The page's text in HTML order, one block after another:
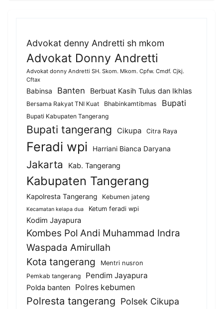
Advokat denny Andretti sh mkom
Advokat Donny Andretti
Advokat donny Andretti SH. Skom. Mkom. Cpfw. Cmdf. Cjkj.
Cftax
Babinsa Banten Berbuat Kasih Tulus dan Ikhlas
Bersama Rakyat TNI Kuat Bhabinkamtibmas Bupati
Bupati Kabupaten Tangerang
Bupati tangerang Cikupa Citra Raya
Feradi wpi Harriani Bianca Daryana
Jakarta Kab. Tangerang
Kabupaten Tangerang
Kapolresta Tangerang Kebumen jateng
Kecamatan kelapa dua Ketum feradi wpi
Kodim Jayapura
Kombes Pol Andi Muhammad Indra
Waspada Amirullah
Kota tangerang
Mentri nusron
Pemkab tangerang
Pendim Jayapura
Polda banten Polres kebumen
Polresta tangerang Polsek Cikupa